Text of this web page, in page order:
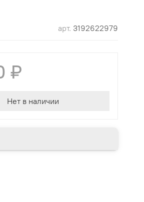
арт. 3192622979
₽
Нет в наличии